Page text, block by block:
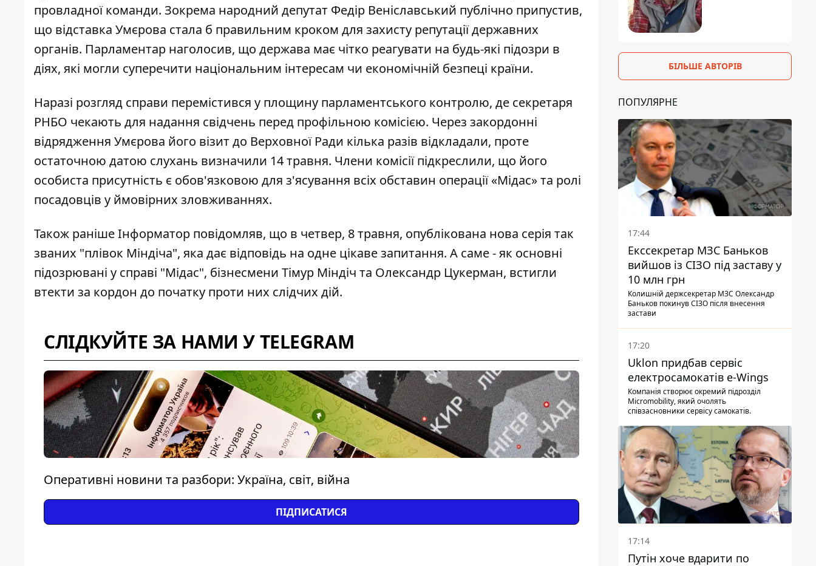
провладної команди. Зокрема народний депутат Федір Веніславський публічно припустив,
що відставка Умєрова стала б правильним кроком для захисту репутації державних
органів. Парламентар наголосив, що держава має чітко реагувати на будь-які підозри в
діях, які могли суперечити національним інтересам чи економічній безпеці країни.
Наразі розгляд справи перемістився у площину парламентського контролю, де секретаря
РНБО чекають для надання свідчень перед профільною комісією. Через закордонні
відрядження Умєрова його візит до Верховної Ради кілька разів відкладали, проте
остаточною датою слухань визначили 14 травня. Члени комісії підкреслили, що його
особиста присутність є обов'язковою для з'ясування всіх обставин операції «Мідас» та ролі
посадовців у ймовірних зловживаннях.
Також раніше Інформатор повідомляв, що в четвер, 8 травня, опублікована нова серія так
званих "плівок Міндіча", яка дає відповідь на одне цікаве запитання. А саме - як основні
підозрювані у справі "Мідас", бізнесмени Тімур Міндіч та Олександр Цукерман, встигли
втекти за кордон до початку проти них слідчих дій.
СЛІДКУЙТЕ ЗА НАМИ У TELEGRAM
Оперативні новини та разбори: Україна, світ, війна
ПІДПИСАТИСЯ
БІЛЬШЕ АВТОРІВ
ПОПУЛЯРНЕ
17:44
Екссекретар МЗС Баньков
вийшов із СІЗО під заставу у
10 млн грн
Колишній держсекретар МЗС Олександр
Баньков покинув СІЗО після внесення
застави
17:20
Uklon придбав сервіс
електросамокатів e-Wings
Компанія створює окремий підрозділ
Micromobility, який очолять
співзасновники сервісу самокатів.
17:14
Путін хоче вдарити по